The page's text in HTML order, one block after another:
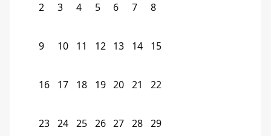
2 3 4 5 6 7 8
9 10 11 12 13 14 15
16 17 18 19 20 21 22
23 24 25 26 27 28 29